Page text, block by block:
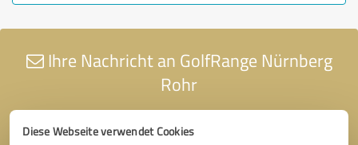
Diese Webseite verwendet Cookies
Ihre Nachricht an GolfRange Nürnberg
Rohr